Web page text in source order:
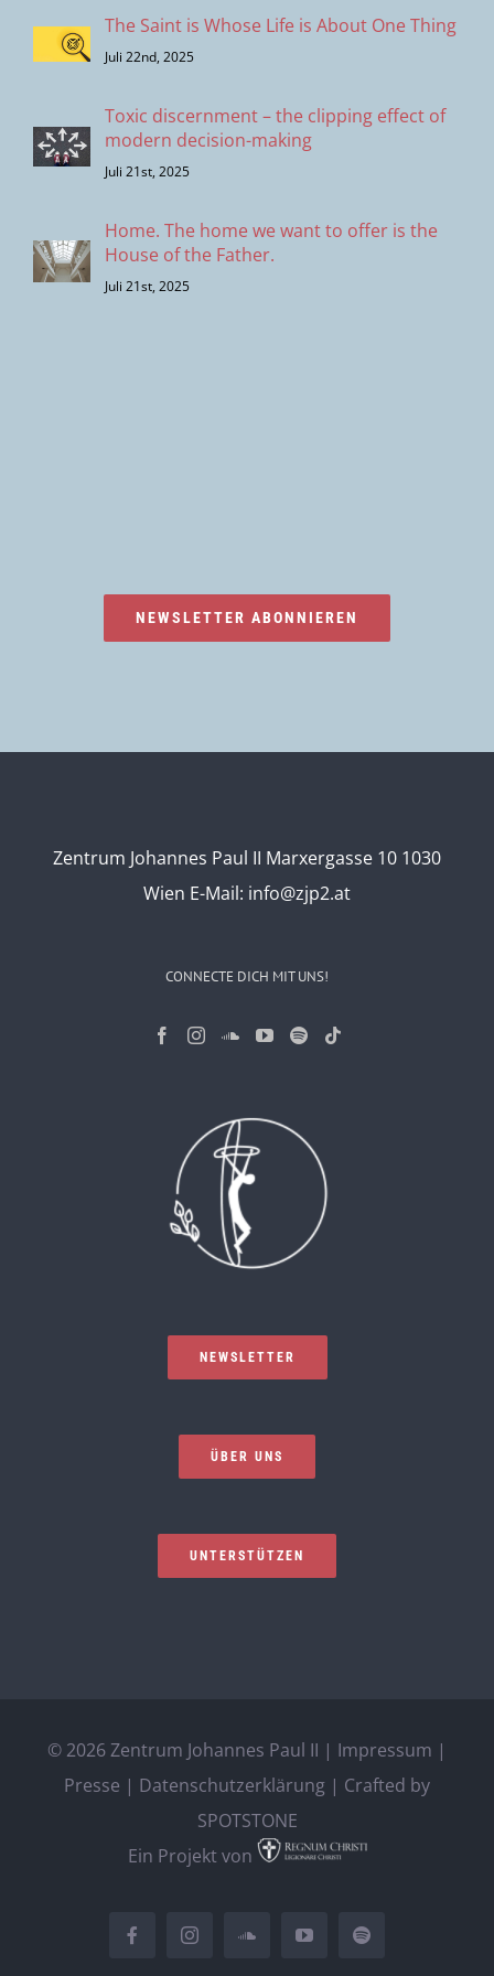
The Saint is Whose Life is About One Thing
Juli 22nd, 2025
Toxic discernment – the clipping effect of
modern decision-making
Juli 21st, 2025
Home. The home we want to offer is the
House of the Father.
Juli 21st, 2025
NEWSLETTER ABONNIEREN
Zentrum Johannes Paul II Marxergasse 10 1030
Wien E-Mail: info@zjp2.at
CONNECTE DICH MIT UNS!
NEWSLETTER
ÜBER UNS
UNTERSTÜTZEN
© 2026 Zentrum Johannes Paul II | Impressum |
Presse | Datenschutzerklärung | Crafted by
SPOTSTONE
Ein Projekt von
FacebookInstagramSoundCloudYouTubeSpotify